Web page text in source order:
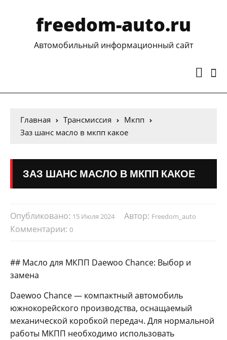
freedom-auto.ru
Автомобильный информационный сайт
Главная Трансмиссия
Мкпп
Заз шанс масло в мкпп какое
ЗАЗ ШАНС МАСЛО В МКПП КАКОЕ
Опубликовано: 15 Июля 2024 Автор: Freedom_auto
Комментарии: 0
## Масло для МКПП Daewoo Chance: Выбор и
замена
Daewoo Chance — компактный автомобиль
южнокорейского производства, оснащаемый
механической коробкой передач. Для нормальной
работы МКПП необходимо использовать